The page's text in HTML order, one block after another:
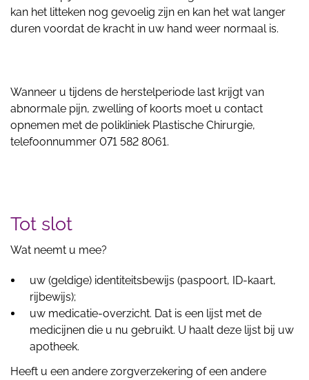
kan het litteken nog gevoelig zijn en kan het wat langer
duren voordat de kracht in uw hand weer normaal is.
Wanneer u tijdens de herstelperiode last krijgt van
abnormale pijn, zwelling of koorts moet u contact
opnemen met de polikliniek Plastische Chirurgie,
telefoonnummer 071 582 8061.
Tot slot
Wat neemt u mee?
uw (geldige) identiteitsbewijs (paspoort, ID-kaart,
rijbewijs);
uw medicatie-overzicht. Dat is een lijst met de
medicijnen die u nu gebruikt. U haalt deze lijst bij uw
apotheek.
Heeft u een andere zorgverzekering of een andere